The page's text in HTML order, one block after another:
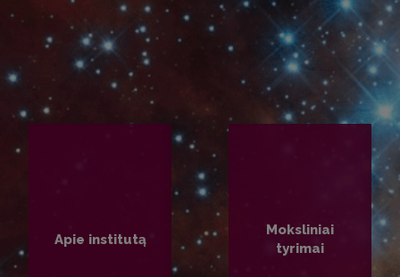
Apie institutą
Moksliniai
tyrimai